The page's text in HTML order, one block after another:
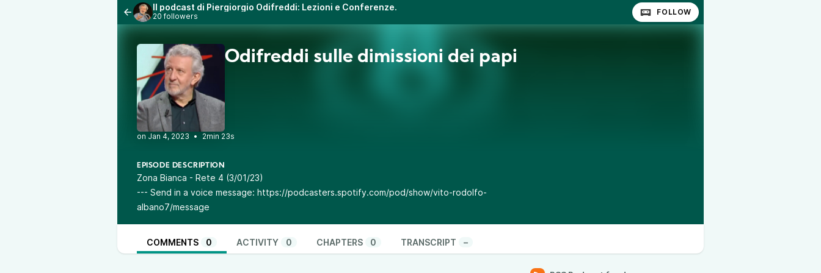
Il podcast di Piergiorgio Odifreddi: Lezioni e Conferenze.
20 followers FOLLOW
Odifreddi sulle dimissioni dei papi
• 2min 23s
EPISODE DESCRIPTION
Zona Bianca - Rete 4 (3/01/23)
--- Send in a voice message: https://podcasters.spotify.com/pod/show/vito-rodolfo-
albano7/message
COMMENTS 0 ACTIVITY 0 CHAPTERS 0 TRANSCRIPT –